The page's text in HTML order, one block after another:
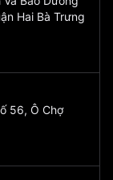
Hai Bà Trưng
56, Ô Chợ